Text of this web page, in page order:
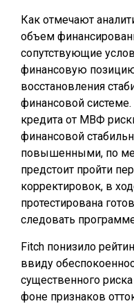
Как отмечают
объем
сопутствующие
финансовую
восстановления
финансовой
кредита от МВФ
финансовой
повышенными, по
предстоит пройти
корректировок, в
протестирована
следовать
Fitch понизило
ввиду
существенного
фоне признаков